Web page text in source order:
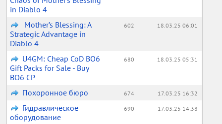
in Diablo 4
Mother’s Blessing: A
Strategic Advantage in
Diablo 4
602 18.03.25 06:01
U4GM: Cheap CoD BO6
Gift Packs for Sale - Buy
BO6 CP
680 18.03.25 05:31
Похоронное бюро 674 17.03.25 16:32
Гидравлическое
оборудование
690 17.03.25 14:38